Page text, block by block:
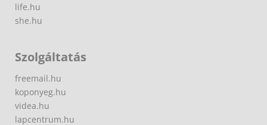
life.hu
she.hu
Szolgáltatás
freemail.hu
koponyeg.hu
videa.hu
lapcentrum.hu